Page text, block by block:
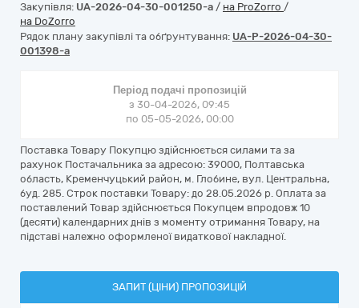
Закупівля: UA-2026-04-30-001250-a / на ProZorro /
на DoZorro
Рядок плану закупівлі та обґрунтування: UA-P-2026-04-30-
001398-a
Період подачі пропозицій
з 30-04-2026, 09:45
по 05-05-2026, 00:00
Поставка Товару Покупцю здійснюється силами та за
рахунок Постачальника за адресою: 39000, Полтавська
область, Кременчуцький район, м. Глобине, вул. Центральна,
буд. 285. Строк поставки Товару: до 28.05.2026 р. Оплата за
поставлений Товар здійснюється Покупцем впродовж 10
(десяти) календарних днів з моменту отримання Товару, на
підставі належно оформленої видаткової накладної.
ЗАПИТ (ЦІНИ) ПРОПОЗИЦІЙ